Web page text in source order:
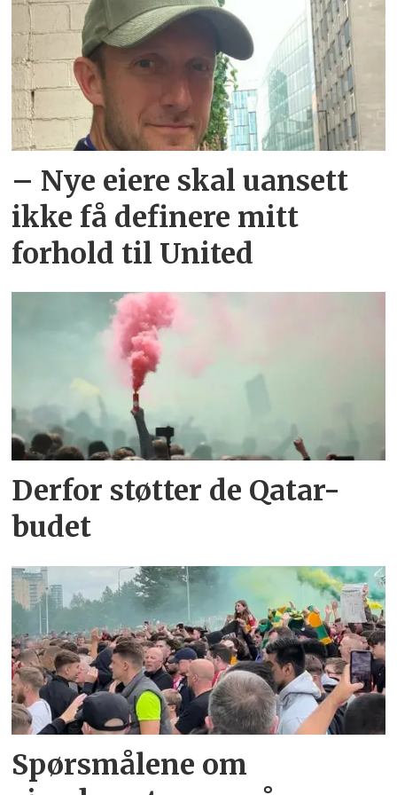
– Nye eiere skal uansett
ikke få definere mitt
forhold til United
Derfor støtter de Qatar-
budet
Spørsmålene om